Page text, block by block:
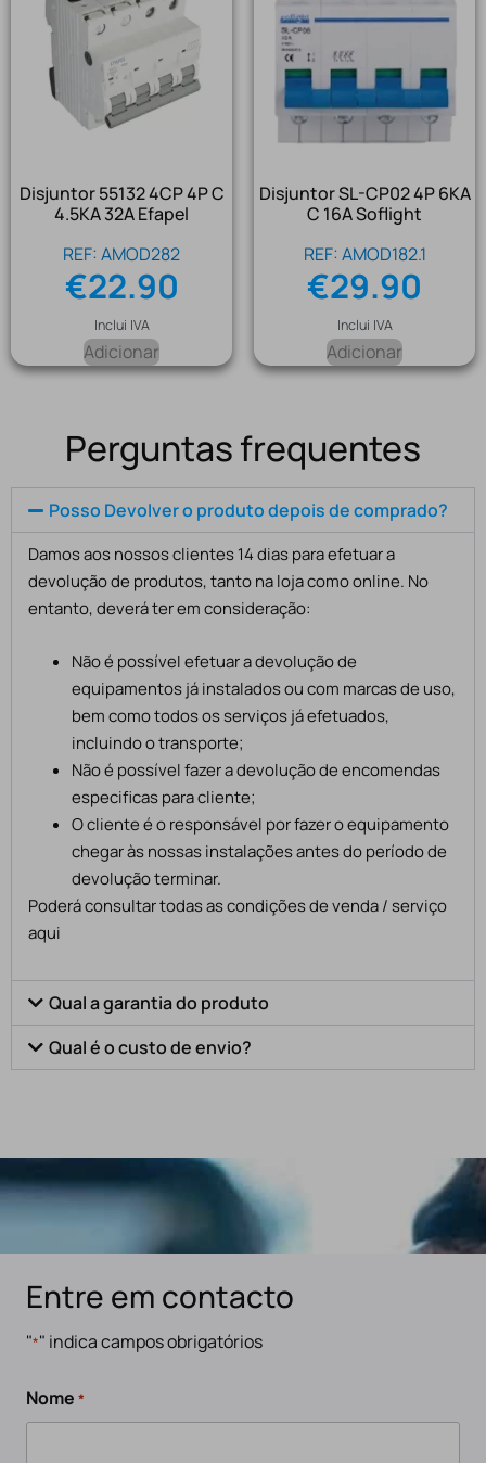
Disjuntor 55132 4CP 4P C
4.5KA 32A Efapel
REF: AMOD282
€22.90
Inclui IVA
Adicionar
Disjuntor SL-CP02 4P 6KA
C 16A Soflight
REF: AMOD182.1
€29.90
Inclui IVA
Adicionar
Perguntas frequentes
Posso Devolver o produto depois de comprado?
Damos aos nossos clientes 14 dias para efetuar a
devolução de produtos, tanto na loja como online. No
entanto, deverá ter em consideração:
Não é possível efetuar a devolução de
equipamentos já instalados ou com marcas de uso,
bem como todos os serviços já efetuados,
incluindo o transporte;
Não é possível fazer a devolução de encomendas
especificas para cliente;
O cliente é o responsável por fazer o equipamento
chegar às nossas instalações antes do período de
devolução terminar.
Poderá consultar todas as condições de venda / serviço
aqui
Qual a garantia do produto
Qual é o custo de envio?
Entre em contacto
"*" indica campos obrigatórios
Nome *